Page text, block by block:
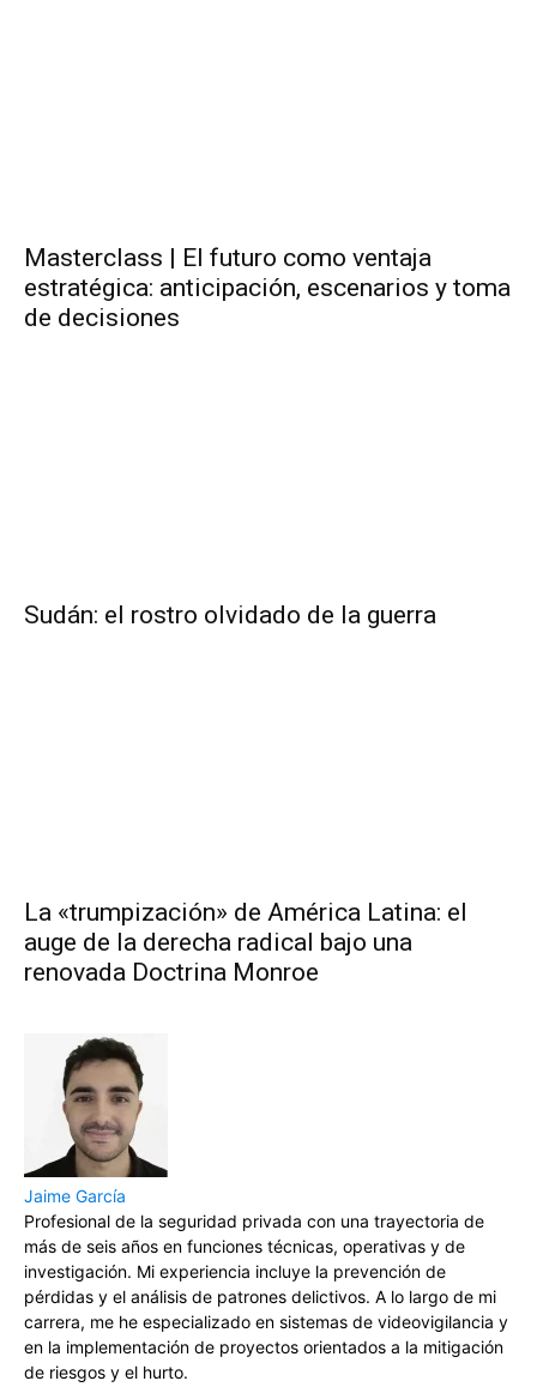
Masterclass | El futuro como ventaja
estratégica: anticipación, escenarios y toma
de decisiones
Sudán: el rostro olvidado de la guerra
La «trumpización» de América Latina: el
auge de la derecha radical bajo una
renovada Doctrina Monroe
Jaime García
Profesional de la seguridad privada con una trayectoria de
más de seis años en funciones técnicas, operativas y de
investigación. Mi experiencia incluye la prevención de
pérdidas y el análisis de patrones delictivos. A lo largo de mi
carrera, me he especializado en sistemas de videovigilancia y
en la implementación de proyectos orientados a la mitigación
de riesgos y el hurto.